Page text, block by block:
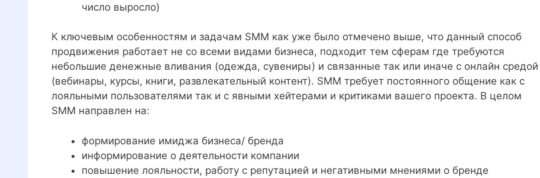
число выросло)
К ключевым особенностям и задачам SMM как уже было отмечено выше, что данный способ
продвижения работает не со всеми видами бизнеса, подходит тем сферам где требуются
небольшие денежные вливания (одежда, сувениры) и связанные так или иначе с онлайн средой
(вебинары, курсы, книги, развлекательный контент). SMM требует постоянного общение как с
лояльными пользователями так и с явными хейтерами и критиками вашего проекта. В целом
SMM направлен на:
формирование имиджа бизнеса/ бренда
информирование о деятельности компании
повышение лояльности, работу с репутацией и негативными мнениями о бренде